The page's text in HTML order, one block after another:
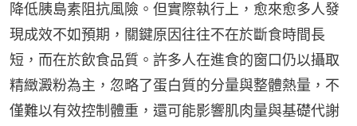
降低胰島素阻抗風險。但實際執行上，愈來愈多人發
現成效不如預期，關鍵原因往往不在於斷食時間長
短，而在於飲食品質。許多人在進食的窗口仍以攝取
精緻澱粉為主，忽略了蛋白質的分量與整體熱量，不
僅難以有效控制體重，還可能影響肌肉量與基礎代謝